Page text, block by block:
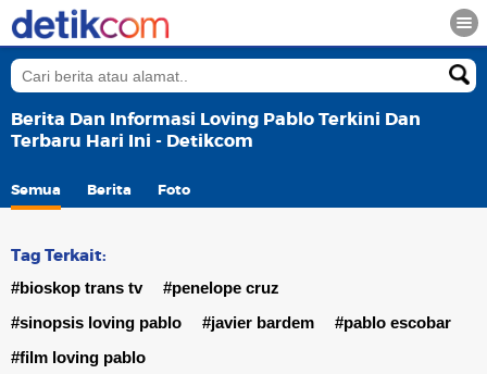
Berita Dan Informasi Loving Pablo Terkini Dan
Terbaru Hari Ini - Detikcom
Semua Berita Foto
Tag Terkait:
#bioskop trans tv
#penelope cruz
#sinopsis loving pablo
#javier bardem
#pablo escobar
#film loving pablo